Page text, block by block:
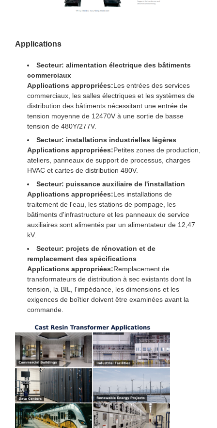
Applications
Secteur: alimentation électrique des bâtiments
commerciaux
Applications appropriées:Les entrées des services
commerciaux, les salles électriques et les systèmes de
distribution des bâtiments nécessitant une entrée de
tension moyenne de 12470V à une sortie de basse
tension de 480Y/277V.
Secteur: installations industrielles légères
Applications appropriées:Petites zones de production,
ateliers, panneaux de support de processus, charges
HVAC et cartes de distribution 480V.
Secteur: puissance auxiliaire de l'installation
Applications appropriées:Les installations de
traitement de l'eau, les stations de pompage, les
bâtiments d'infrastructure et les panneaux de service
auxiliaires sont alimentés par un alimentateur de 12,47
kV.
Secteur: projets de rénovation et de
remplacement des spécifications
Applications appropriées:Remplacement de
transformateurs de distribution à sec existants dont la
tension, la BIL, l'impédance, les dimensions et les
exigences de boîtier doivent être examinées avant la
commande.